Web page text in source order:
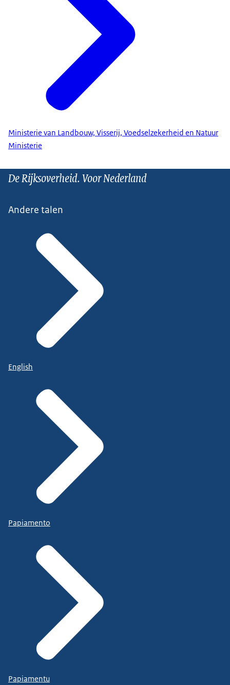
Ministerie van Landbouw, Visserij, Voedselzekerheid en Natuur
Ministerie
De Rijksoverheid. Voor Nederland
Andere talen
English
Papiamento
Papiamentu